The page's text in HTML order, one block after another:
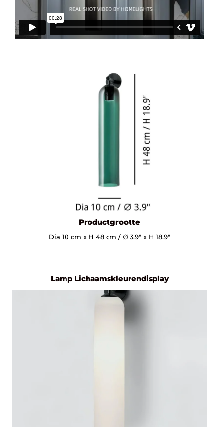
Productgrootte
Dia 10 cm x H 48 cm / ∅ 3.9″ x H 18.9″
Lamp Lichaamskleurendisplay